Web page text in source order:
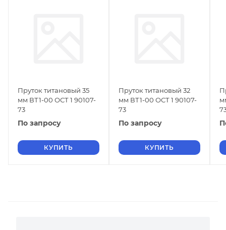
Пруток титановый 35
мм ВТ1-00 ОСТ 1 90107-
73
По запросу
КУПИТЬ
Пруток титановый 32
мм ВТ1-00 ОСТ 1 90107-
73
По запросу
КУПИТЬ